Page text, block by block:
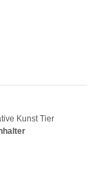
Kunst Tier